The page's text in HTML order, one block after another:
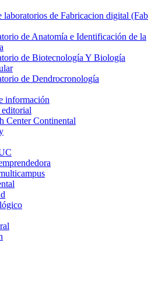
laboratorios de Fabricacion digital (Fab
de Anatomía e Identificación de la
de Biotecnología Y Biología
de Dendrocronología
información
Center Continental